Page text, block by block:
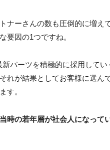
ナーさんの数も圧倒的に増え
要因の1つですね。
パーツを積極的に採用して
れが結果としてお客様に選ん
す。
の若年層が社会人になって